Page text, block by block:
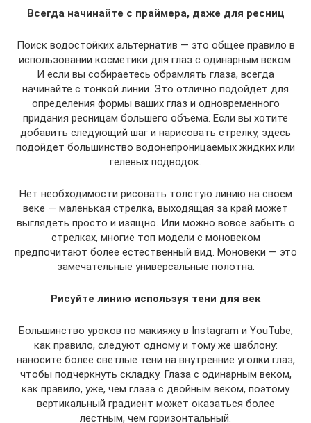
Всегда начинайте с праймера, даже для ресниц
Поиск водостойких альтернатив — это общее правило в
использовании косметики для глаз с одинарным веком.
И если вы собираетесь обрамлять глаза, всегда
начинайте с тонкой линии. Это отлично подойдет для
определения формы ваших глаз и одновременного
придания ресницам большего объема. Если вы хотите
добавить следующий шаг и нарисовать стрелку, здесь
подойдет большинство водонепроницаемых жидких или
гелевых подводок.
Нет необходимости рисовать толстую линию на своем
веке — маленькая стрелка, выходящая за край может
выглядеть просто и изящно. Или можно вовсе забыть о
стрелках, многие топ модели с моновеком
предпочитают более естественный вид. Моновеки — это
замечательные универсальные полотна.
Рисуйте линию используя тени для век
Большинство уроков по макияжу в Instagram и YouTube,
как правило, следуют одному и тому же шаблону:
наносите более светлые тени на внутренние уголки глаз,
чтобы подчеркнуть складку. Глаза с одинарным веком,
как правило, уже, чем глаза с двойным веком, поэтому
вертикальный градиент может оказаться более
лестным, чем горизонтальный.